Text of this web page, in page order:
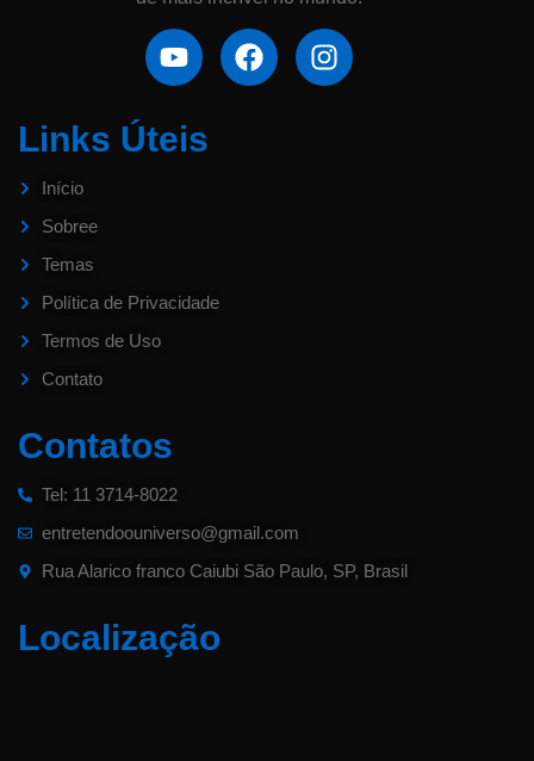
Links Úteis
Início
Sobree
Temas
Política de Privacidade
Termos de Uso
Contato
Contatos
Tel: 11 3714-8022
entretendoouniverso@gmail.com
Rua Alarico franco Caiubi São Paulo, SP, Brasil
Localização